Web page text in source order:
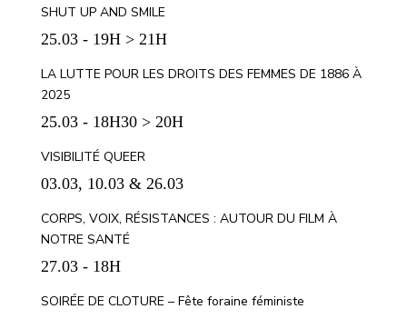
SHUT UP AND SMILE
25.03 - 19H > 21H
LA LUTTE POUR LES DROITS DES FEMMES DE 1886 À
2025
25.03 - 18H30 > 20H
VISIBILITÉ QUEER
03.03, 10.03 & 26.03
CORPS, VOIX, RÉSISTANCES : AUTOUR DU FILM À
NOTRE SANTÉ
27.03 - 18H
SOIRÉE DE CLOTURE – Fête foraine féministe